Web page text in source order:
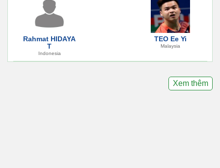
Rahmat HIDAYA
T
Indonesia
TEO Ee Yi
Malaysia
Xem thêm